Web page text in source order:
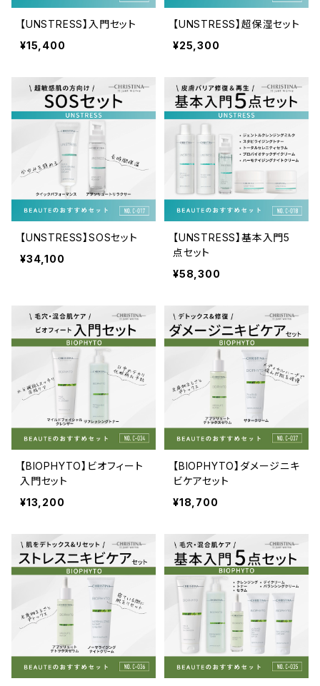
【UNSTRESS】入門セット
¥15,400
【UNSTRESS】超保湿セット
¥25,300
【UNSTRESS】SOSセット
¥34,100
【UNSTRESS】基本入門5
点セット
¥58,300
【BIOPHYTO】ビオフィート
入門セット
¥13,200
【BIOPHYTO】ダメージニキ
ビケアセット
¥18,700